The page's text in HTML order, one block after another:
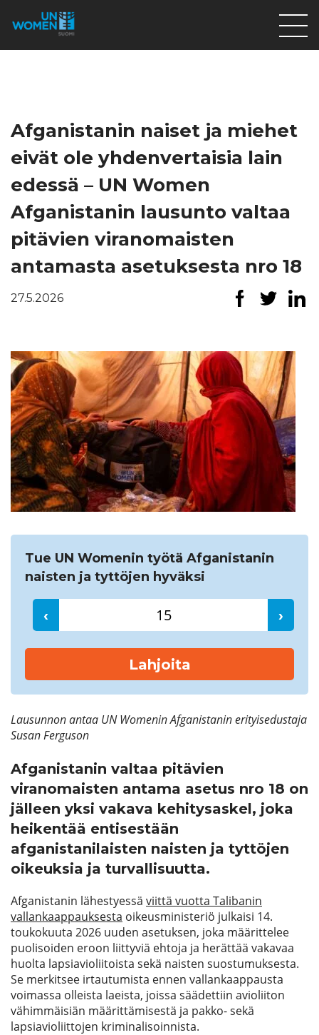
Mitä teemme
Ajankohtaista
Tietoa meistä
På Svenska
Valikon rivi
Lahjoita
Etsi
Afganistanin naiset ja miehet
eivät ole yhdenvertaisia lain
edessä – UN Women
Afganistanin lausunto valtaa
pitävien viranomaisten
antamasta asetuksesta nro 18
27.5.2026
Tue UN Womenin työtä Afganistanin
naisten ja tyttöjen hyväksi
‹ ›
Lahjoita
Lausunnon antaa UN Womenin Afganistanin erityisedustaja
Susan Ferguson
Afganistanin valtaa pitävien
viranomaisten antama asetus nro 18 on
jälleen yksi vakava kehitysaskel, joka
heikentää entisestään
afganistanilaisten naisten ja tyttöjen
oikeuksia ja turvallisuutta.
Afganistanin lähestyessä viittä vuotta Talibanin
vallankaappauksesta oikeusministeriö julkaisi 14.
toukokuuta 2026 uuden asetuksen, joka määrittelee
puolisoiden eroon liittyviä ehtoja ja herättää vakavaa
huolta lapsiavioliitoista sekä naisten suostumuksesta.
Se merkitsee irtautumista ennen vallankaappausta
voimassa olleista laeista, joissa säädettiin avioliiton
vähimmäisiän määrittämisestä ja pakko- sekä
lapsiavioliittojen kriminalisoinnista.